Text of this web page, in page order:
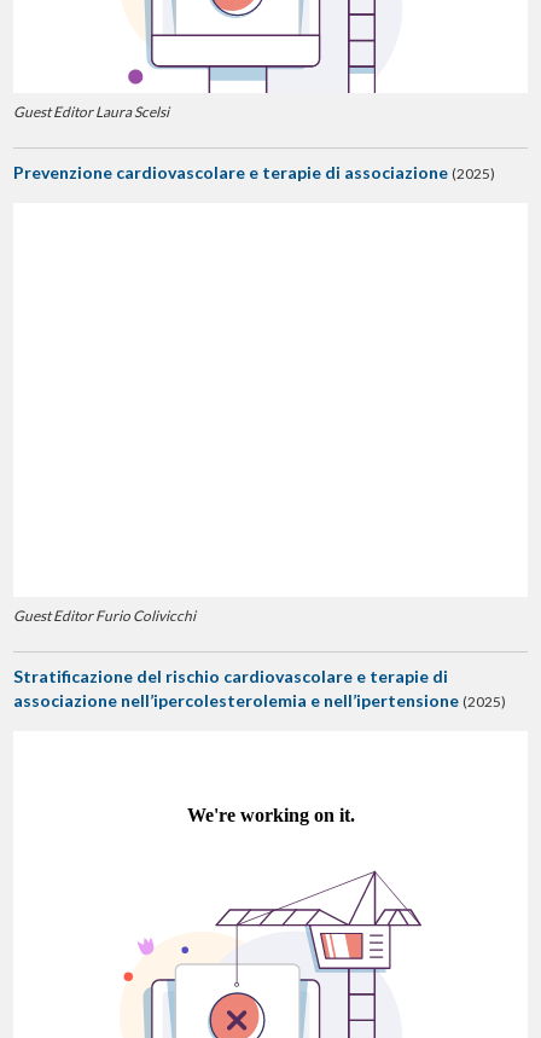
Guest Editor Laura Scelsi
Prevenzione cardiovascolare e terapie di associazione (2025)
Guest Editor Furio Colivicchi
Stratificazione del rischio cardiovascolare e terapie di
associazione nell’ipercolesterolemia e nell’ipertensione (2025)